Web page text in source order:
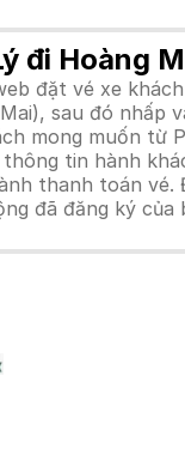
đi Hoàng
đặt vé xe
sau đó nhấp
mong muốn từ
tin hành
thanh toán
đã đăng ký của